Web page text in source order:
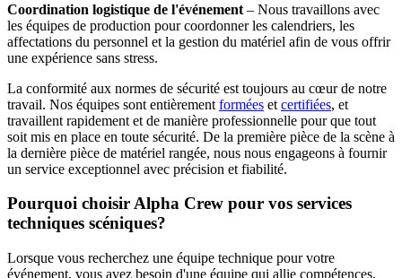
Coordination logistique de l'événement – Nous travaillons avec
les équipes de production pour coordonner les calendriers, les
affectations du personnel et la gestion du matériel afin de vous offrir
une expérience sans stress.
La conformité aux normes de sécurité est toujours au cœur de notre
travail. Nos équipes sont entièrement formées et certifiées, et
travaillent rapidement et de manière professionnelle pour que tout
soit mis en place en toute sécurité. De la première pièce de la scène à
la dernière pièce de matériel rangée, nous nous engageons à fournir
un service exceptionnel avec précision et fiabilité.
Pourquoi choisir Alpha Crew pour vos services
techniques scéniques?
Lorsque vous recherchez une équipe technique pour votre
événement, vous avez besoin d'une équipe qui allie compétences,